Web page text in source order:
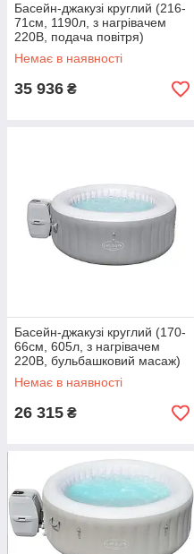
Басейн-джакузі круглий (216-
71см, 1190л, з нагрівачем
220В, подача повітря)
Bestway 60023 Темно-
коричневий
Немає в наявності
35 936 ₴
Басейн-джакузі круглий (170-
66см, 605л, з нагрівачем
220В, бульбашковий масаж)
Bestway 60037 Світло-сірий
Немає в наявності
26 315 ₴